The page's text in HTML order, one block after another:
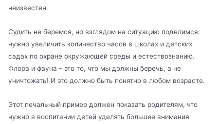
неизвестен.
Судить не беремся, но взглядом на ситуацию поделимся:
нужно увеличить количество часов в школах и детских
садах по охране окружающей среды и естествознанию.
Флора и фауна – это то, что мы должны беречь, а не
уничтожать! И это должно быть понятно в любом возрасте.
Этот печальный пример должен показать родителям, что
нужно в воспитании детей уделять большее внимания